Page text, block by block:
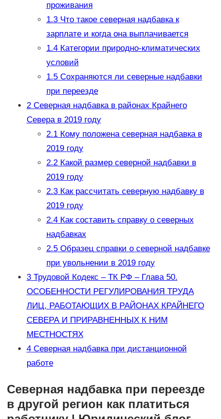
проживания
1.3Что такое северная надбавка к
зарплате и когда она выплачивается
1.4Категории природно-климатических
условий
1.5Сохраняются ли северные надбавки
при переезде
2Северная надбавка в районах Крайнего
Севера в 2019 году
2.1Кому положена северная надбавка в
2019 году
2.2Какой размер северной надбавки в
2019 году
2.3Как рассчитать северную надбавку в
2019 году
2.4Как составить справку о северных
надбавках
2.5Образец справки о северной надбавке
при увольнении в 2019 году
3Трудовой Кодекс – ТК РФ – Глава 50.
ОСОБЕННОСТИ РЕГУЛИРОВАНИЯ ТРУДА
ЛИЦ, РАБОТАЮЩИХ В РАЙОНАХ КРАЙНЕГО
СЕВЕРА И ПРИРАВНЕННЫХ К НИМ
МЕСТНОСТЯХ
4Северная надбавка при дистанционной
работе
Северная надбавка при переезде
в другой регион как платиться